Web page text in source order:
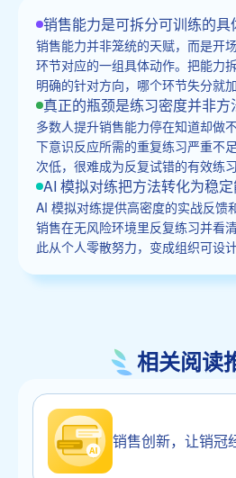
销售能力是可拆分可训练的具
销售能力并非笼统的天赋，而是开
环节对应的一组具体动作。把能力
明确的针对方向，哪个环节失分就
真正的瓶颈是练习密度并非方
多数人提升销售能力停在知道却做
下意识反应所需的重复练习严重不
次低，很难成为反复试错的有效练习
AI 模拟对练把方法转化为稳
AI 模拟对练提供高密度的实战反馈
销售在无风险环境里反复练习并看
此从个人零散努力，变成组织可设
相关阅读
销售创新，让销冠